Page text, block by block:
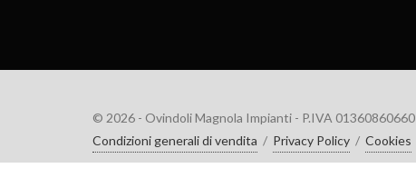
© 2026 - Ovindoli Magnola Impianti - P.IVA 01360860660
Condizioni generali di vendita / Privacy Policy / Cookies